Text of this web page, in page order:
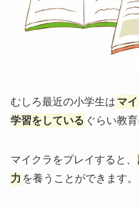
むしろ最近の小学生はマ
学習をしているぐらい教育
マイクラをプレイすると、
力を養うことができます。